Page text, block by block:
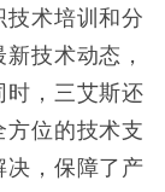
技术培训和分
技术动态，
时，三艾斯还
方位的技术支
决，保障了产